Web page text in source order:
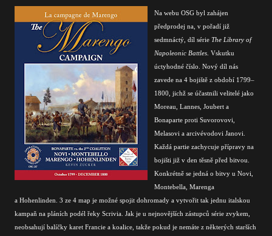
Na webu OSG byl zahájen
předprodej na, v pořadí již
sedmnáctý, díl sérieThe Library of
Napoleonic Battles . Vskutku
úctyhodné číslo. Nový díl nás
zavede na 4 bojiště z období 1799–
1800, jichž se účastnili velitelé jako
Moreau, Lannes, Joubert a
Bonaparte proti Suvorovovi,
Melasovi a arcivévodovi Janovi.
Každá partie zachycuje přípravy na
bojišti již v den těsně před bitvou.
Konkrétně se jedná o bitvy u Novi,
Montebella,Marenga
a Hohenlinden. 3 ze 4 map je možné spojit dohromady a vytvořit tak jednu italskou
kampaň na pláních podél řeky Scrivia. Jak je u nejnovějších zástupců série zvykem,
neobsahují balíčky karet Francie a koalice, takže pokud je nemáte z některých starších